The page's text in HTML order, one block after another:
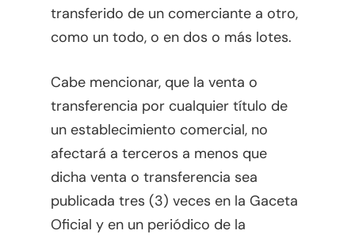
transferido de un comerciante a otro,
como un todo, o en dos o más lotes.
Cabe mencionar, que la venta o
transferencia por cualquier título de
un establecimiento comercial, no
afectará a terceros a menos que
dicha venta o transferencia sea
publicada tres (3) veces en la Gaceta
Oficial y en un periódico de la